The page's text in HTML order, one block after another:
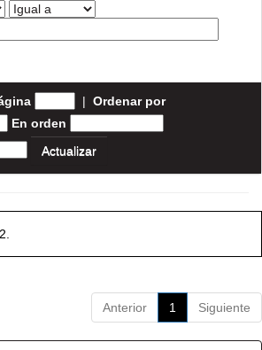
| Ordenar por
En orden
Anterior 1 Siguiente